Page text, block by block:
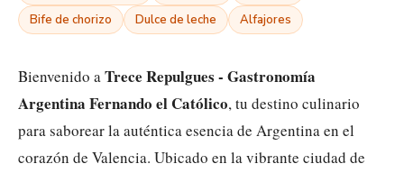
Bife de chorizo
Dulce de leche Alfajores
Bienvenido aTrece Repulgues - Gastronomía
Argentina Fernando el Católico, tu destino culinario
para saborear la auténtica esencia de Argentina en el
corazón de Valencia. Ubicado en la vibrante ciudad de